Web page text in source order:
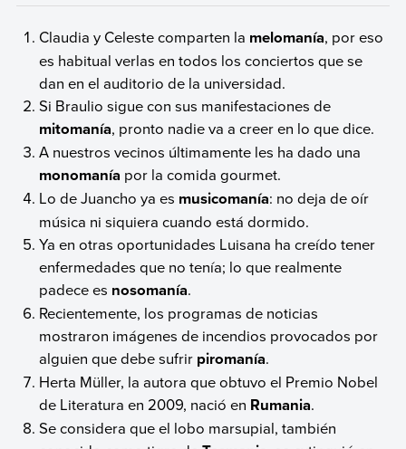
Claudia y Celeste comparten la melomanía, por eso
es habitual verlas en todos los conciertos que se
dan en el auditorio de la universidad.
Si Braulio sigue con sus manifestaciones de
mitomanía, pronto nadie va a creer en lo que dice.
A nuestros vecinos últimamente les ha dado una
monomanía por la comida gourmet.
Lo de Juancho ya es musicomanía: no deja de oír
música ni siquiera cuando está dormido.
Ya en otras oportunidades Luisana ha creído tener
enfermedades que no tenía; lo que realmente
padece es nosomanía.
Recientemente, los programas de noticias
mostraron imágenes de incendios provocados por
alguien que debe sufrir piromanía.
Herta Müller, la autora que obtuvo el Premio Nobel
de Literatura en 2009, nació en Rumania.
Se considera que el lobo marsupial, también